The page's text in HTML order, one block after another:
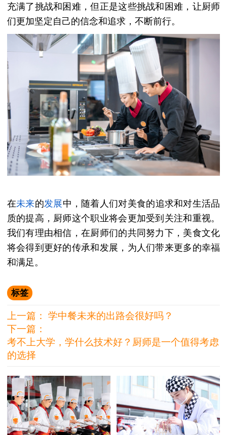
充满了挑战和困难，但正是这些挑战和困难，让厨师
们更加坚定自己的信念和追求，不断前行。
在未来的发展中，随着人们对美食的追求和对生活品
质的提高，厨师这个职业将会更加受到关注和重视。
我们有理由相信，在厨师们的共同努力下，美食文化
将会得到更好的传承和发展，为人们带来更多的幸福
和满足。
标签
上一篇： 学中餐未来的出路会很好吗？
下一篇：
考不上大学，学什么技术好？厨师是一个值得考虑
的选择